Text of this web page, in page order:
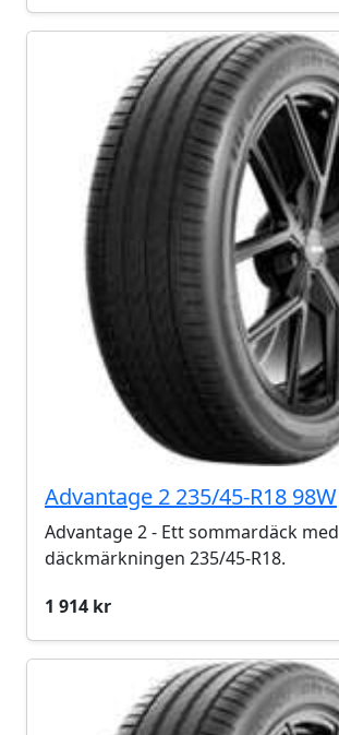
Advantage 2 235/45-R18 98W
Advantage 2 - Ett sommardäck med
däckmärkningen 235/45-R18.
1 914 kr